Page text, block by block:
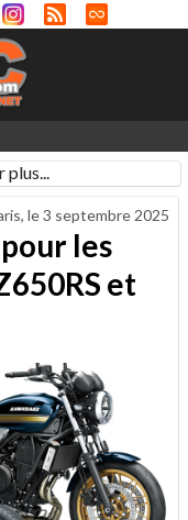
plus...
le3 septembre 2025
les
et